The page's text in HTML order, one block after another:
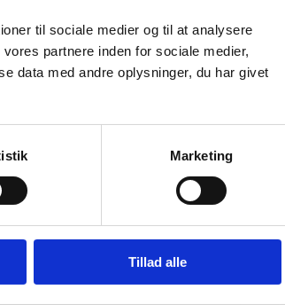
til sociale medier og til at analysere
partnere inden for sociale medier,
data med andre oplysninger, du har givet
Marketing
Tillad alle
et dansk nødpas eller et
blive nægtet indrejse.